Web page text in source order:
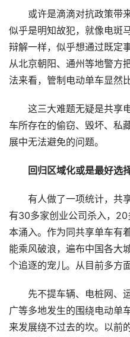
或许是滴滴对抗政策带来
似乎是明知故犯，就像电斑
辩解一样，似乎想通过既定
从北京朝阳、通州等地警方
法来看，管制电动单车显然
这三大难题无疑是共享电
车所存在的偷窃、毁坏、私
展中无法避免的问题。
回归区域化或是最好选
有人做了一项统计，共享
有30多家创业公司杀入，
本涌入。作为同共享单车有
能乘风破浪，遍布中国各大
个追逐的宠儿。从目前多方
先不提车辆、电桩网、运
广等多地发生的围绕电动单
来发展绕不过去的坎。以前